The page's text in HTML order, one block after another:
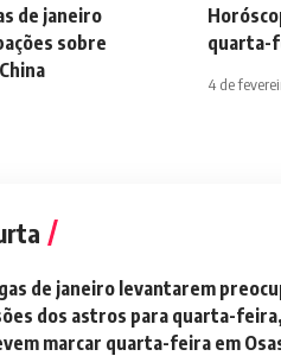
de janeiro
sobre
quarta-
4 de
de janeiro levantarem
dos astros para quarta-
marcar quarta-feira em